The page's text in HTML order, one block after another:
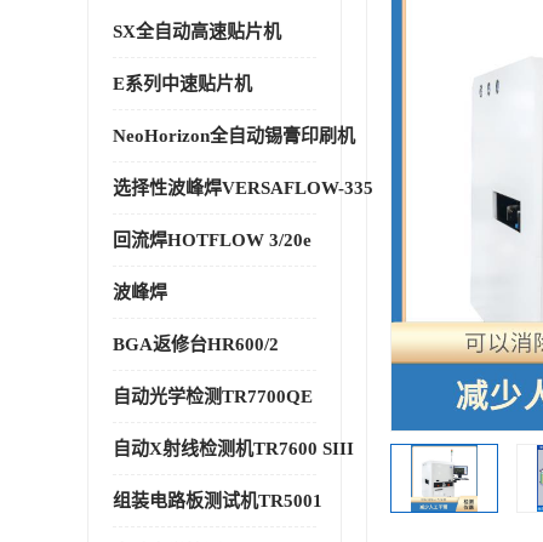
SX全自动高速贴片机
E系列中速贴片机
NeoHorizon全自动锡膏印刷机
选择性波峰焊VERSAFLOW-335
回流焊HOTFLOW 3/20e
波峰焊
BGA返修台HR600/2
自动光学检测TR7700QE
自动X射线检测机TR7600 SIII
组装电路板测试机TR5001